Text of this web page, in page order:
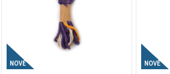
NOVÉ NOVÉ